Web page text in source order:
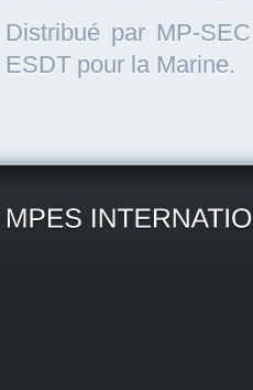
Distribué par MP-
ESDT pour la Marine.